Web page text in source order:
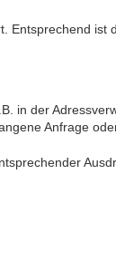
Entsprechend ist
in der
Anfrage